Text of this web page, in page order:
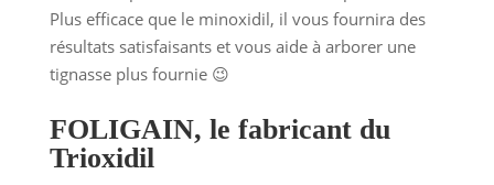
Plus efficace que le minoxidil, il vous fournira des
résultats satisfaisants et vous aide à arborer une
tignasse plus fournie 😉
FOLIGAIN, le fabricant du
Trioxidil